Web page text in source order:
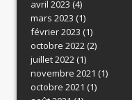
avril 2023 (4)
mars 2023 (1)
février 2023 (1)
octobre 2022(2)
juillet 2022(1)
novembre 2021 (1)
octobre 2021 (1)